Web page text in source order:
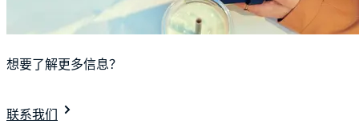
想要了解更多信息？
联系我们